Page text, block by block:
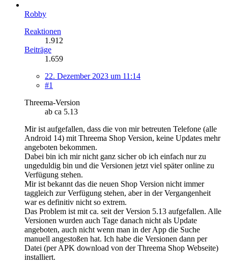
Robby
Reaktionen
1.912
Beiträge
1.659
22. Dezember 2023 um 11:14
#1
Threema-Version
ab ca 5.13
Mir ist aufgefallen, dass die von mir betreuten Telefone (alle
Android 14) mit Threema Shop Version, keine Updates mehr
angeboten bekommen.
Dabei bin ich mir nicht ganz sicher ob ich einfach nur zu
ungeduldig bin und die Versionen jetzt viel später online zu
Verfügung stehen.
Mir ist bekannt das die neuen Shop Version nicht immer
taggleich zur Verfügung stehen, aber in der Vergangenheit
war es definitiv nicht so extrem.
Das Problem ist mit ca. seit der Version 5.13 aufgefallen. Alle
Versionen wurden auch Tage danach nicht als Update
angeboten, auch nicht wenn man in der App die Suche
manuell angestoßen hat. Ich habe die Versionen dann per
Datei (per APK download von der Threema Shop Webseite)
installiert.